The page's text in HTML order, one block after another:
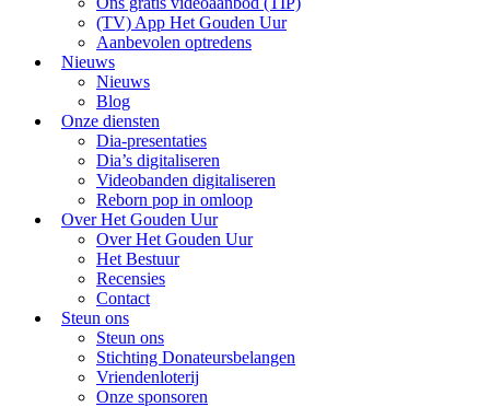
(TV) App Het Gouden Uur
Aanbevolen optredens
Nieuws
Nieuws
Blog
Onze diensten
Dia-presentaties
Dia’s digitaliseren
Videobanden digitaliseren
Reborn pop in omloop
Over Het Gouden Uur
Over Het Gouden Uur
Het Bestuur
Recensies
Contact
Steun ons
Steun ons
Stichting Donateursbelangen
Vriendenloterij
Onze sponsoren